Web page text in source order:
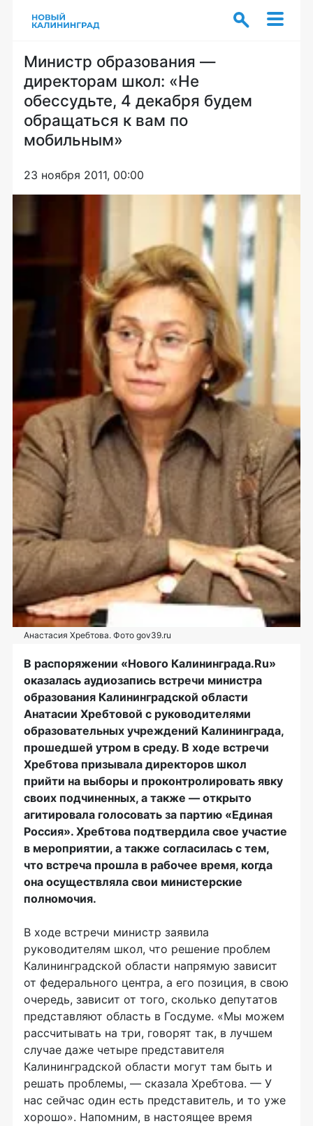
Министр образования —
директорам школ: «Не
обессудьте, 4 декабря будем
обращаться к вам по
мобильным»
23 ноября 2011, 00:00
Анастасия Хребтова. Фото gov39.ru
В распоряжении «Нового Калининграда.Ru»
оказалась аудиозапись встречи министра
образования Калининградской области
Анатасии Хребтовой с руководителями
образовательных учреждений Калининграда,
прошедшей утром в среду. В ходе встречи
Хребтова призывала директоров школ
прийти на выборы и проконтролировать явку
своих подчиненных, а также — открыто
агитировала голосовать за партию «Единая
Россия». Хребтова подтвердила свое участие
в мероприятии, а также согласилась с тем,
что встреча прошла в рабочее время, когда
она осуществляла свои министерские
полномочия.
В ходе встречи министр заявила
руководителям школ, что решение проблем
Калининградской области напрямую зависит
от федерального центра, а его позиция, в свою
очередь, зависит от того, сколько депутатов
представляют область в Госдуме. «Мы можем
рассчитывать на три, говорят так, в лучшем
случае даже четыре представителя
Калининградской области могут там быть и
решать проблемы, — сказала Хребтова. — У
нас сейчас один есть представитель, и то уже
хорошо». Напомним, в настоящее время